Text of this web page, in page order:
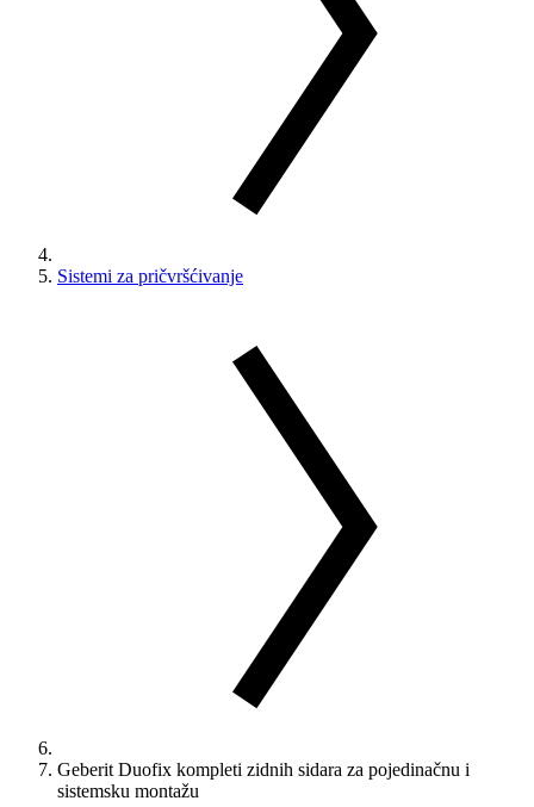
Sistemi za pričvršćivanje
Geberit Duofix kompleti zidnih sidara za pojedinačnu i
sistemsku montažu